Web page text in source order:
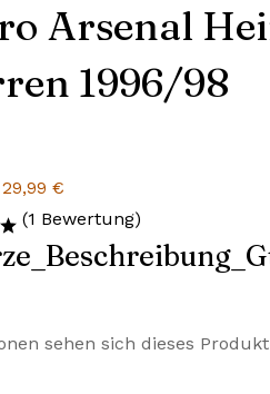
Arsenal
1996/98
Ursprünglicher
Preis
war:
29,99 €
Preis
ist:
(1 Bewertung)
sehen sich dieses